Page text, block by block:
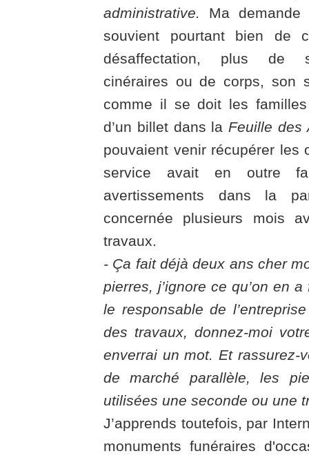
administrative. Ma
souvient pourtant bien de
désaffectation, plus de
cinéraires ou de corps, son
comme il se doit les
d’un billet dans la Feuille des
pouvaient venir récupérer les
service avait en outre
avertissements dans la
concernée plusieurs mois
travaux.
- Ça fait déjà deux ans cher
pierres, j’ignore ce qu’on en
le responsable de
des travaux, donnez-moi
enverrai un mot. Et rassurez-
de marché parallèle, les
utilisées une seconde ou une
J’apprends toutefois, par
monuments funéraires